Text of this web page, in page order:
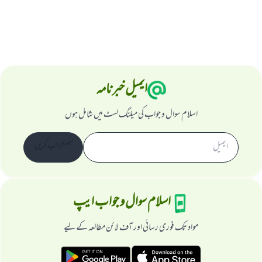
ایمیل خبرنامہ
اسلام سوال و جواب کی میلنگ لسٹ میں شامل ہوں
اسلام سوال و جواب ایپ
مواد تک فوری رسائی اور آف لائن مطالعہ کے لیے